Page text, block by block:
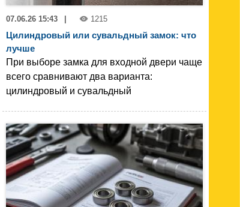
07.06.26 15:43 1215
Цилиндровый или сувальдный замок: что
лучше
При выборе замка для входной двери чаще
всего сравнивают два варианта:
цилиндровый и сувальдный